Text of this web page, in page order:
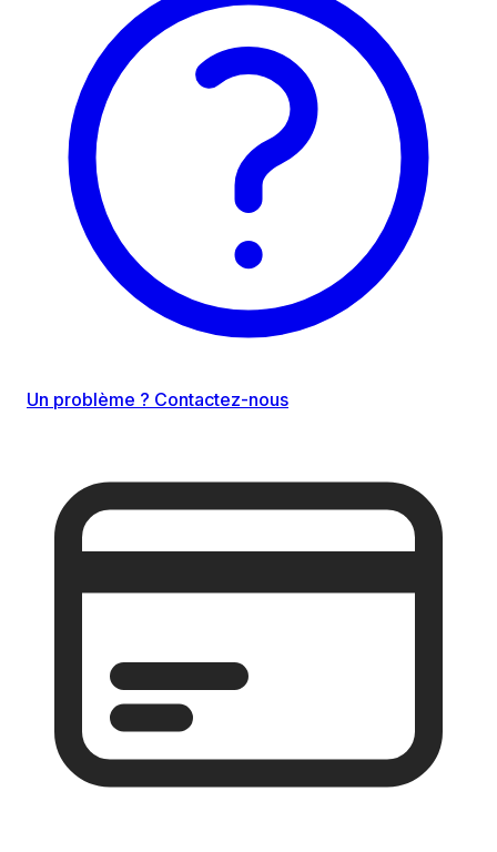
Un problème ? Contactez-nous